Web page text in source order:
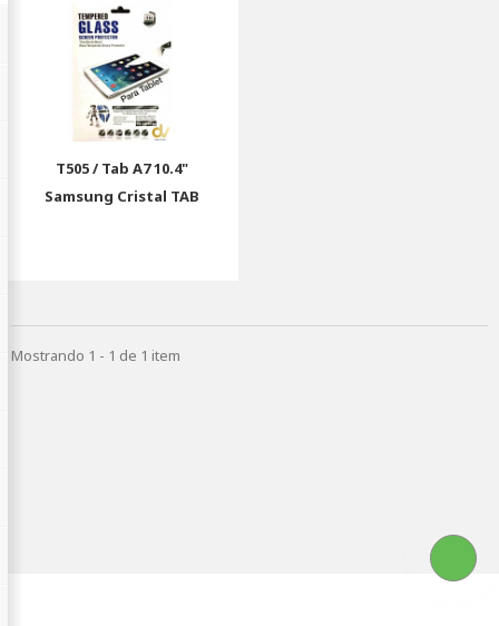
T505 / Tab A7 10.4"
Samsung Cristal TAB
Mostrando 1 - 1 de 1 item